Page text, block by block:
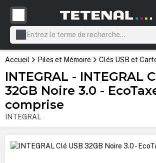
principal
Accueil Piles et Mémoire Clés USB et
INTEGRAL - INTEGRAL
32GB Noire 3.0 -
comprise
INTEGRAL
Ignorer la galerie d'images